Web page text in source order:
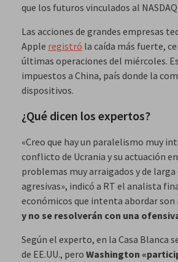
que los futuros vinculados al
Las acciones de grandes empresas
Apple registró la caída más fuerte,
últimas operaciones del miércoles.
impuestos a China, país donde la
dispositivos.
¿Qué dicen los expertos?
«Creo que hay un paralelismo muy
conflicto de Ucrania y su actuación
problemas muy arraigados y de
agresivas», indicó a RT el analista
económicos que intenta abordar son
y no se resolverán con una
Según el experto, en la Casa Blanca
de EE.UU., pero Washington «